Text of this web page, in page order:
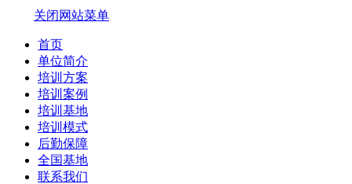
关闭网站菜单
首页
单位简介
培训方案
培训案例
培训基地
培训模式
后勤保障
全国基地
联系我们